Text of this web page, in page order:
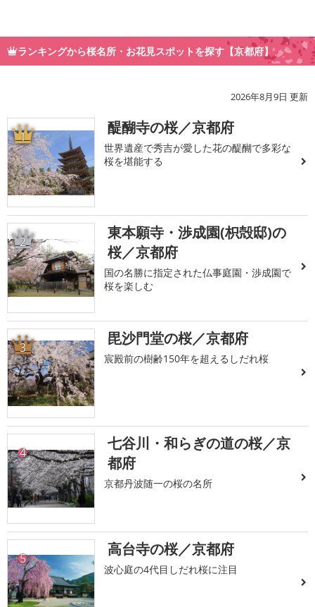
ランキングから桜名所・お花見スポットを探す【京都府】
2026年8月9日 更新
1 醍醐寺の桜／京都府
世界遺産で秀吉が愛した花の醍醐で多彩な
桜を堪能する
2
東本願寺・渉成園(枳殻邸)の
桜／京都府
国の名勝に指定された仏事庭園・渉成園で
桜を楽しむ
3 毘沙門堂の桜／京都府
宸殿前の樹齢150年を超えるしだれ桜
4
七谷川・和らぎの道の桜／京
都府
京都丹波随一の桜の名所
5 高台寺の桜／京都府
波心庭の4代目しだれ桜に注目